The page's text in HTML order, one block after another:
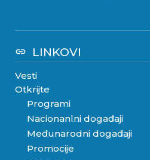
link LINKOVI
Vesti
Otkrijte
Programi
Nacionanlni događaji
Međunarodni događaji
Promocije